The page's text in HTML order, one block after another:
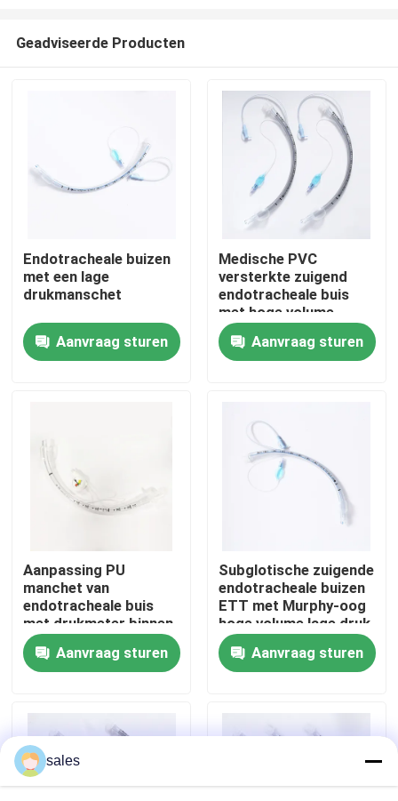
Thuis
Producten
Over ons
Fabrieksreis
Kwaliteitscontrole
Contacteer ons
ET Buisluchtroute
Laryngeal Maskerluchtroute
Geadviseerde Producten
Endotracheale buizen
met een lage
drukmanschet
Aanvraag sturen
Medische PVC
versterkte zuigend
endotracheale buis
met hoge volume
manchet ETT PU met
drukmeterAanvraag sturen
Aanpassing PU
manchet van
endotracheale buis
met drukmeter binnen
de manchet
Aanvraag sturen
Subglotische zuigende
endotracheale buizen
ETT met Murphy-oog
hoge volume lage druk
manchet
Aanvraag sturen
sales